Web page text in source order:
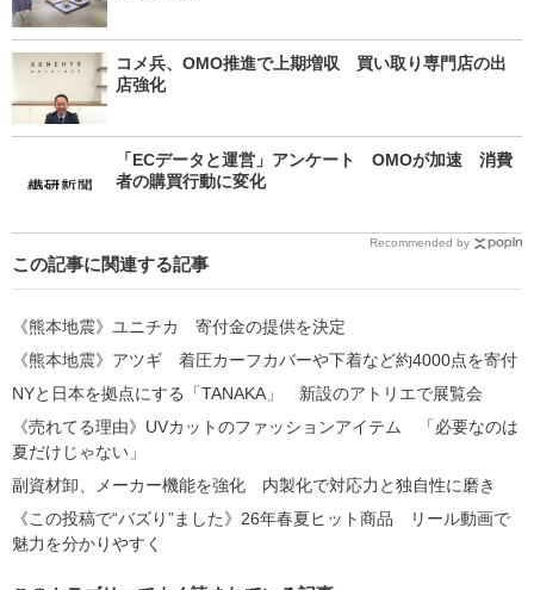
コメ兵、OMO推進で上期増収 買い取り専門店の出
店強化
「ECデータと運営」アンケート OMOが加速 消費
者の購買行動に変化
Recommended by
この記事に関連する記事
《熊本地震》ユニチカ 寄付金の提供を決定
《熊本地震》アツギ 着圧カーフカバーや下着など約4000点を寄付
NYと日本を拠点にする「TANAKA」 新設のアトリエで展覧会
《売れてる理由》UVカットのファッションアイテム 「必要なのは
夏だけじゃない」
副資材卸、メーカー機能を強化 内製化で対応力と独自性に磨き
《この投稿で“バズり”ました》26年春夏ヒット商品 リール動画で
魅力を分かりやすく